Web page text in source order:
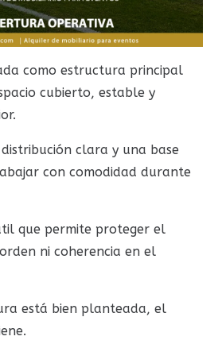
como estructura principal
cubierto, estable y
clara y una base
con comodidad durante
que permite proteger el
ni coherencia en el
está bien planteada, el